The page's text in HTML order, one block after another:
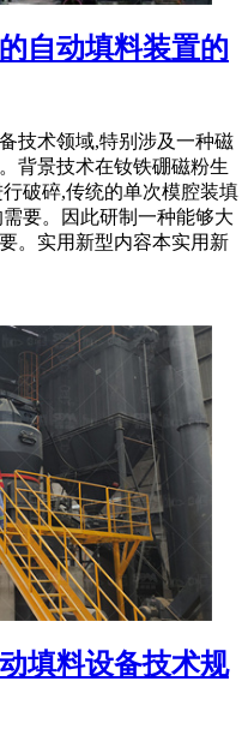
自动填料装置的
技术领域,特别涉及一种磁
背景技术在钕铁硼磁粉生
破碎,传统的单次模腔装填
要。因此研制一种能够大
。实用新型内容本实用新
填料设备技术规